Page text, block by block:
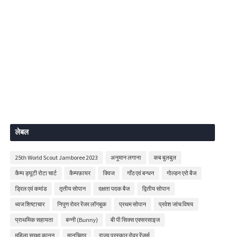
लेबल
25th World Scout Jamboree 2023 अनुमान लगाना कब बुलबुल
कैम्प ड्यूटी रोटा चार्ट कैम्पफ़ायर क्विज गाँठ एवं बन्धन गोल्डन एरो बैज
ड्रिल एवं कमांड तृतीय सोपान दक्षता पदक बैज द्वितीय सोपान
ध्वज शिष्टाचार निपुण रोवर रेंजर लॉगबुक प्रथम सोपान प्रवेश जांच विषय
प्राथमिक सहायता बन्नी (Bunny) बी पी सिक्स एक्सरसाइज
महिला सुरक्षा कानून मानचित्र राज्य पुरस्कार रोवर रेंजर्स